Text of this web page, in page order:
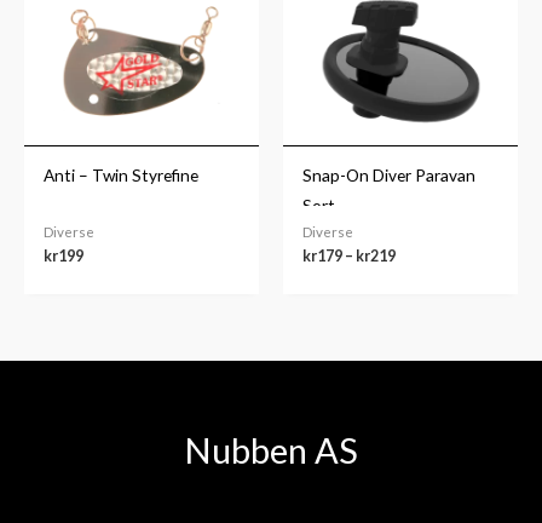
Anti – Twin Styrefine
Diverse
kr199
Snap-On Diver Paravan
Sort
Diverse
kr179 – kr219
til
kr219
Nubben AS